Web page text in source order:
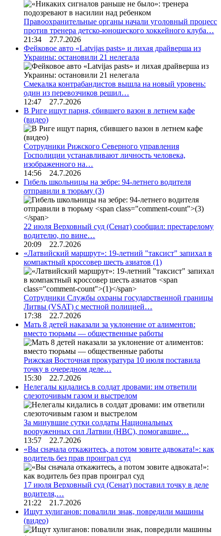
Правоохранительные органы начали уголовный процесс
против тренера детско-юношеского хоккейного клуба…
21:34 27.7.2026
Фейковое авто «Latvijas pasts» и лихая драйверша из
Украины: остановили 21 нелегала
Смекалка контрабандистов вышла на новый уровень:
один из перевозчиков решил…
12:47 27.7.2026
В Риге ищут парня, сбившего вазон в летнем кафе
(видео)
Сотрудники Рижского Северного управления
Госполиции устанавливают личность человека,
изображенного на…
14:56 24.7.2026
Гибель школьницы на зебре: 94-летнего водителя
отправили в тюрьму (3)
22 июля Верховный суд (Сенат) сообщил: престарелому
водителю, по вине…
20:09 22.7.2026
«Латвийский маршрут»: 19-летний "таксист" запихал в
компактный кроссовер шесть азиатов (1)
Сотрудники Службы охраны государственной границы
Литвы (VSAT) с местной полицией…
17:38 22.7.2026
Мать 8 детей наказали за уклонение от алиментов:
вместо тюрьмы — общественные работы
Рижская Восточная прокуратура 10 июля поставила
точку в очередном деле…
15:30 22.7.2026
Нелегалы кидались в солдат дровами: им ответили
слезоточивым газом и выстрелом
За минувшие сутки солдаты Национальных
вооруженных сил Латвии (НВС), помогавшие…
13:57 22.7.2026
«Вы сначала откажитесь, а потом зовите адвоката!»: как
водитель без прав проиграл суд
17 июля Верховный суд (Сенат) поставил точку в деле
водителя,…
21:22 21.7.2026
Ищут хулиганов: повалили знак, повредили машины
(видео)